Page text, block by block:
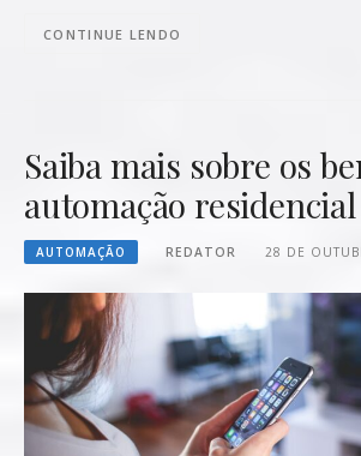
CONTINUE LENDO
Saiba mais sobre os
automação residencial
AUTOMAÇÃO REDATOR 28 DE